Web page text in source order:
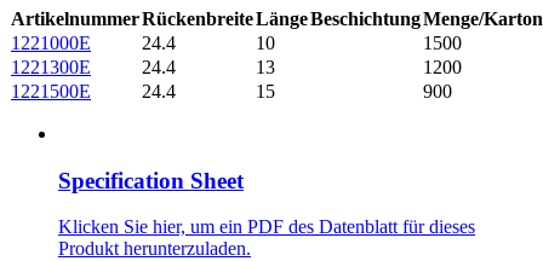
ArtikelnummerRückenbreiteLängeBeschichtungMenge/Karton
1221000E
24.4 10
1500
1221300E
24.4 13
1200
1221500E
24.4 15 900
Specification Sheet
Klicken Sie hier, um ein PDF des Datenblatt für dieses
Produkt herunterzuladen.